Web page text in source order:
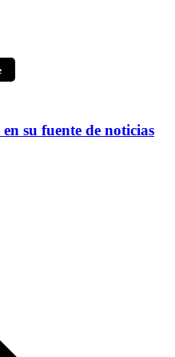
en su fuente de noticias